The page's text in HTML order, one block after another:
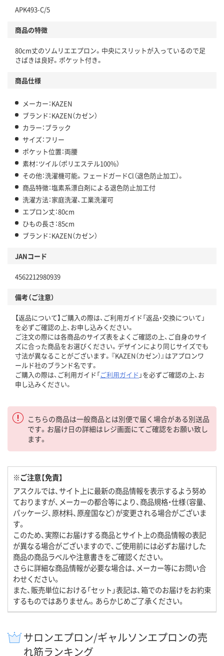
APK493-C/5
商品の特徴
80cm丈のソムリエエプロン。中央にスリットが入っているので足
さばきは良好。ポケット付き。
商品仕様
メーカー：KAZEN
ブランド：KAZEN（カゼン）
カラー：ブラック
サイズ：フリー
ポケット位置：両腰
素材：ツイル（ポリエステル100%）
その他：洗濯機可能。フェードガードCl（退色防止加工）。
商品特徴：塩素系漂白剤による退色防止加工付
洗濯方法：家庭洗濯、工業洗濯可
エプロン丈：80cm
ひもの長さ：85cm
ブランド：KAZEN（カゼン）
JANコード
4562212980939
備考（ご注意）
【返品について】ご購入の際は、ご利用ガイド「返品・交換について」
を必ずご確認の上、お申し込みください。
ご注文の際には各商品のサイズ表をよくご確認の上、ご自身のサイ
ズに合った商品をお選びください。デザインにより同じサイズでも
寸法が異なることがございます。『KAZEN（カゼン）』はアプロンワ
ールド社のブランド名です。
ご購入の際は、ご利用ガイド「ご利用ガイド 」を必ずご確認の上、お
申し込みください。
こちらの商品は一般商品とは別便で届く場合がある別送品
です。お届け日の詳細はレジ画面にてご確認をお願い致し
ます。
※ご注意【免責】
アスクルでは、サイト上に最新の商品情報を表示するよう努め
ておりますが、メーカーの都合等により、商品規格・仕様（容量、
パッケージ、原材料、原産国など）が変更される場合がございま
す。
このため、実際にお届けする商品とサイト上の商品情報の表記
が異なる場合がございますので、ご使用前には必ずお届けした
商品の商品ラベルや注意書きをご確認ください。
さらに詳細な商品情報が必要な場合は、メーカー等にお問い合
わせください。
また、販売単位における「セット」表記は、箱でのお届けをお約束
するものではありません。あらかじめご了承ください。
サロンエプロン/ギャルソンエプロンの売
れ筋ランキング